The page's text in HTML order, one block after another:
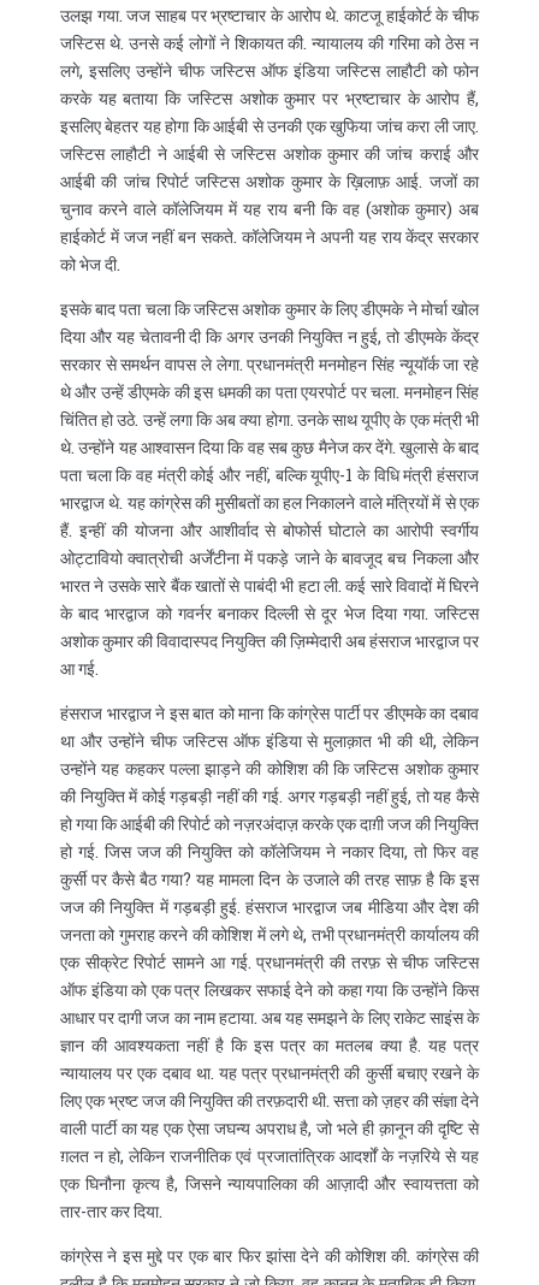
उलझ गया. जज साहब पर भ्रष्टाचार के आरोप थे. काटजू हाईकोर्ट के चीफ
जस्टिस थे. उनसे कई लोगों ने शिकायत की. न्यायालय की गरिमा को ठेस न
लगे, इसलिए उन्होंने चीफ जस्टिस ऑफ इंडिया जस्टिस लाहौटी को फोन
करके यह बताया कि जस्टिस अशोक कुमार पर भ्रष्टाचार के आरोप हैं,
इसलिए बेहतर यह होगा कि आईबी से उनकी एक खुफिया जांच करा ली जाए.
जस्टिस लाहौटी ने आईबी से जस्टिस अशोक कुमार की जांच कराई और
आईबी की जांच रिपोर्ट जस्टिस अशोक कुमार के ख़िलाफ़ आई. जजों का
चुनाव करने वाले कॉलेजियम में यह राय बनी कि वह (अशोक कुमार) अब
हाईकोर्ट में जज नहीं बन सकते. कॉलेजियम ने अपनी यह राय केंद्र सरकार
को भेज दी.
इसके बाद पता चला कि जस्टिस अशोक कुमार के लिए डीएमके ने मोर्चा खोल
दिया और यह चेतावनी दी कि अगर उनकी नियुक्ति न हुई, तो डीएमके केंद्र
सरकार से समर्थन वापस ले लेगा. प्रधानमंत्री मनमोहन सिंह न्यूयॉर्क जा रहे
थे और उन्हें डीएमके की इस धमकी का पता एयरपोर्ट पर चला. मनमोहन सिंह
चिंतित हो उठे. उन्हें लगा कि अब क्या होगा. उनके साथ यूपीए के एक मंत्री भी
थे. उन्होंने यह आश्‍वासन दिया कि वह सब कुछ मैनेज कर देंगे. खुलासे के बाद
पता चला कि वह मंत्री कोई और नहीं, बल्कि यूपीए-1 के विधि मंत्री हंसराज
भारद्वाज थे. यह कांग्रेस की मुसीबतों का हल निकालने वाले मंत्रियों में से एक
हैं. इन्हीं की योजना और आशीर्वाद से बोफोर्स घोटाले का आरोपी स्वर्गीय
ओट्टावियो क्वात्रोची अर्जेंटीना में पकड़े जाने के बावजूद बच निकला और
भारत ने उसके सारे बैंक खातों से पाबंदी भी हटा ली. कई सारे विवादों में घिरने
के बाद भारद्वाज को गवर्नर बनाकर दिल्ली से दूर भेज दिया गया. जस्टिस
अशोक कुमार की विवादास्पद नियुक्ति की ज़िम्मेदारी अब हंसराज भारद्वाज पर
आ गई.
हंसराज भारद्वाज ने इस बात को माना कि कांग्रेस पार्टी पर डीएमके का दबाव
था और उन्होंने चीफ जस्टिस ऑफ इंडिया से मुलाक़ात भी की थी, लेकिन
उन्होंने यह कहकर पल्ला झाड़ने की कोशिश की कि जस्टिस अशोक कुमार
की नियुक्ति में कोई गड़बड़ी नहीं की गई. अगर गड़बड़ी नहीं हुई, तो यह कैसे
हो गया कि आईबी की रिपोर्ट को नज़रअंदाज़ करके एक दाग़ी जज की नियुक्ति
हो गई. जिस जज की नियुक्ति को कॉलेजियम ने नकार दिया, तो फिर वह
कुर्सी पर कैसे बैठ गया? यह मामला दिन के उजाले की तरह साफ़ है कि इस
जज की नियुक्ति में गड़बड़ी हुई. हंसराज भारद्वाज जब मीडिया और देश की
जनता को गुमराह करने की कोशिश में लगे थे, तभी प्रधानमंत्री कार्यालय की
एक सीक्रेट रिपोर्ट सामने आ गई. प्रधानमंत्री की तरफ़ से चीफ जस्टिस
ऑफ इंडिया को एक पत्र लिखकर सफाई देने को कहा गया कि उन्होंने किस
आधार पर दागी जज का नाम हटाया. अब यह समझने के लिए राकेट साइंस के
ज्ञान की आवश्यकता नहीं है कि इस पत्र का मतलब क्या है. यह पत्र
न्यायालय पर एक दबाव था. यह पत्र प्रधानमंत्री की कुर्सी बचाए रखने के
लिए एक भ्रष्ट जज की नियुक्ति की तरफ़दारी थी. सत्ता को ज़हर की संज्ञा देने
वाली पार्टी का यह एक ऐसा जघन्य अपराध है, जो भले ही क़ानून की दृष्टि से
ग़लत न हो, लेकिन राजनीतिक एवं प्रजातांत्रिक आदर्शों के नज़रिये से यह
एक घिनौना कृत्य है, जिसने न्यायपालिका की आज़ादी और स्वायत्तता को
तार-तार कर दिया.
कांग्रेस ने इस मुद्दे पर एक बार फिर झांसा देने की कोशिश की. कांग्रेस की